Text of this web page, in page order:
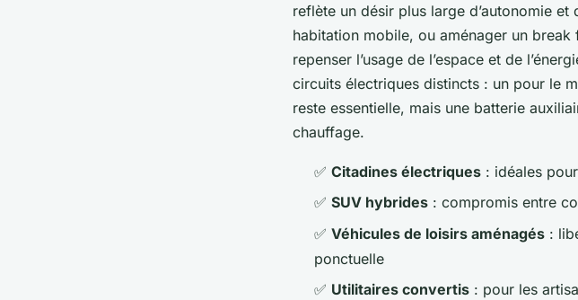
reflète un désir plus large d’autonomie
habitation mobile, ou aménager un
repenser l’usage de l’espace et de
circuits électriques distincts : un pour le
reste essentielle, mais une batterie
chauffage.
✅ Citadines électriques : idéales
✅ SUV hybrides : compromis entre
✅ Véhicules de loisirs aménagés :
ponctuelle
✅ Utilitaires convertis : pour les